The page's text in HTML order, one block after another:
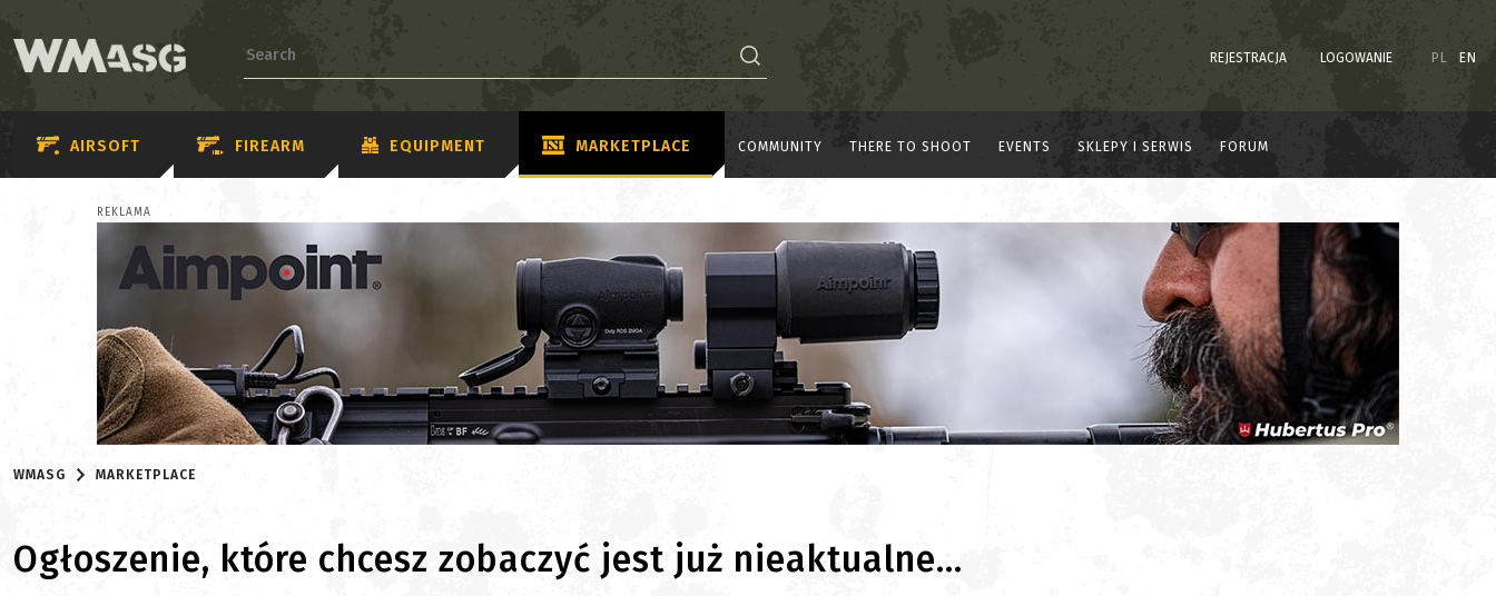
REJESTRACJA LOGOWANIE PL EN
AIRSOFT FIREARM EQUIPMENT MARKETPLACE COMMUNITY THERE TO SHOOT EVENTS SKLEPY I SERWIS FORUM
REKLAMA
WMASG MARKETPLACE
Ogłoszenie, które chcesz zobaczyć jest już nieaktualne...